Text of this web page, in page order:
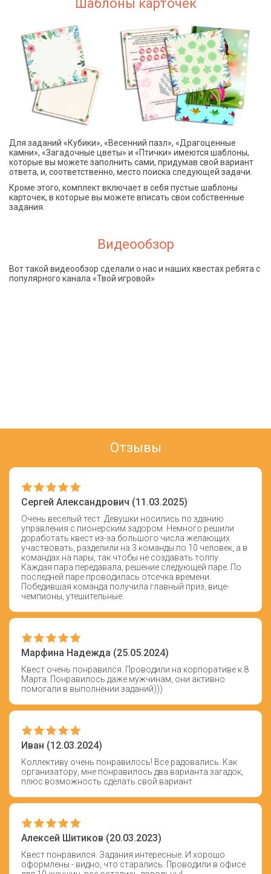
Шаблоны карточек
Для заданий «Кубики», «Весенний пазл», «Драгоценные
камни», «Загадочные цветы» и «Птички» имеются шаблоны,
которые вы можете заполнить сами, придумав свой вариант
ответа, и, соответственно, место поиска следующей задачи.
Кроме этого, комплект включает в себя пустые шаблоны
карточек, в которые вы можете вписать свои собственные
задания.
Видеообзор
Вот такой видеообзор сделали о нас и наших квестах ребята с
популярного канала «Твой игровой»
Отзывы
Сергей Александрович (11.03.2025)
Очень веселый тест. Девушки носились по зданию
управления с пионерским задором. Немного решили
доработать квест из-за большого числа желающих
участвовать, разделили на 3 команды по 10 человек, а в
командах на пары, так чтобы не создавать толпу.
Каждая пара передавала, решение следующей паре. По
последней паре проводилась отсечка времени.
Победившая команда получила главный приз, вице-
чемпионы, утешительные.
Марфина Надежда (25.05.2024)
Квест очень понравился. Проводили на корпоративе к 8
Марта. Понравилось даже мужчинам, они активно
помогали в выполнении заданий)))
Иван (12.03.2024)
Коллективу очень понравилось! Все радовались. Как
организатору, мне понравилось два варианта загадок,
плюс возможность сделать свой вариант
Алексей Шитиков (20.03.2023)
Квест понравился. Задания интересные. И хорошо
оформлены - видно, что старались. Проводили в офисе